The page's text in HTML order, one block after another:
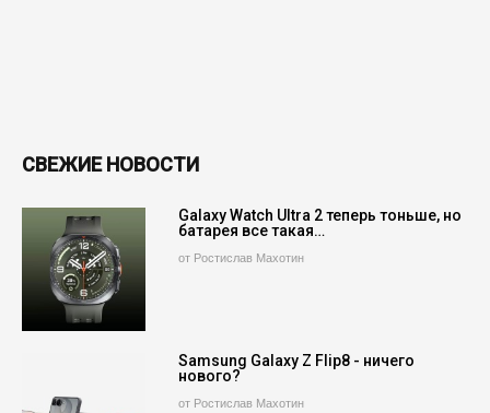
СВЕЖИЕ НОВОСТИ
Galaxy Watch Ultra 2 теперь тоньше, но
батарея все такая…
от Ростислав Махотин
Samsung Galaxy Z Flip8 - ничего
нового?
от Ростислав Махотин